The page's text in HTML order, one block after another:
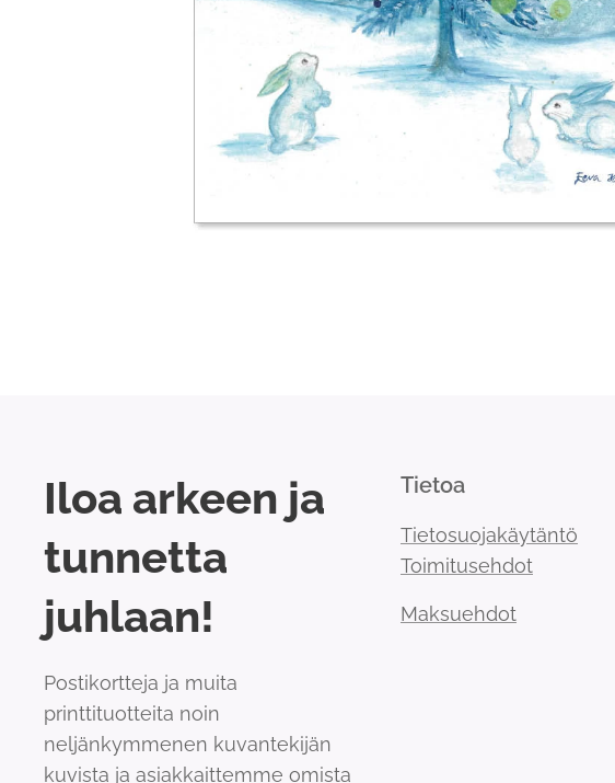
Iloa arkeen ja
tunnetta
juhlaan!
Postikortteja ja muita
printtituotteita noin
neljänkymmenen kuvantekijän
kuvista ja asiakkaittemme omista
Tietoa
Tietosuojakäytäntö
Toimitusehdot
Maksuehdot